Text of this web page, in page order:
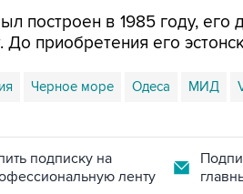
построен в 1985 году,
До приобретения его
Черное море Одеса МИД
подписку на
ленту